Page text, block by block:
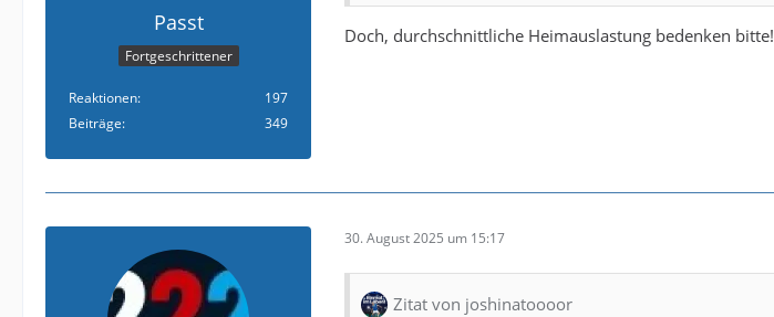
Passt
Fortgeschrittener
Reaktionen
197
Beiträge
349
Doch, durchschnittliche Heimauslastung bedenken bitte!
30. August 2025 um 15:17
Zitat von joshinatoooor